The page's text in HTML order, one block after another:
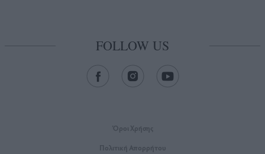
FOLLOW US
Όροι Xρήσης
Πολιτική Απορρήτου